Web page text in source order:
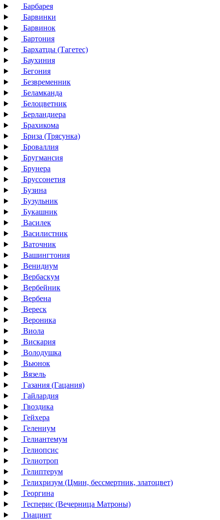
Барбарея
Барвинки
Барвинок
Бартония
Бархатцы (Тагетес)
Баухиния
Бегония
Безвременник
Беламканда
Белоцветник
Берландиера
Брахикома
Бриза (Трясунка)
Броваллия
Бругмансия
Брунера
Бруссонетия
Бузина
Бузульник
Букашник
Василек
Василистник
Ваточник
Вашингтония
Венидиум
Вербаскум
Вербейник
Вербена
Вереск
Вероника
Виола
Вискария
Володушка
Вьюнок
Вязель
Газания (Гацания)
Гайлардия
Гвоздика
Гейхера
Гелениум
Гелиантемум
Гелиопсис
Гелиотроп
Гелиптерум
Гелихризум (Цмин, бессмертник, златоцвет)
Георгина
Гесперис (Вечерница Матроны)
Гиацинт